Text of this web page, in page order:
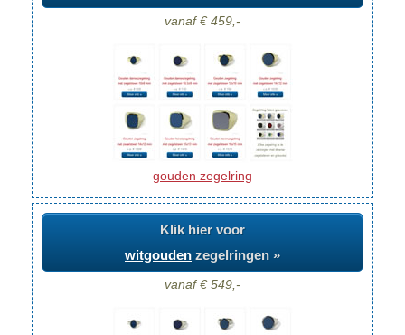
vanaf € 459,-
gouden zegelring
Klik hier voor
witgouden zegelringen »
vanaf € 549,-